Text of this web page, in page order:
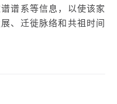
谱系等信息，以使该家
、迁徙脉络和共祖时间